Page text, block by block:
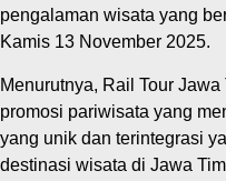
pengalaman wisata yang
Kamis 13 November 2025.
Menurutnya, Rail Tour
promosi pariwisata yang
yang unik dan terintegrasi
destinasi wisata di Jawa